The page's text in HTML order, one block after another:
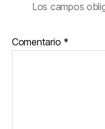
Los campos
Comentario *